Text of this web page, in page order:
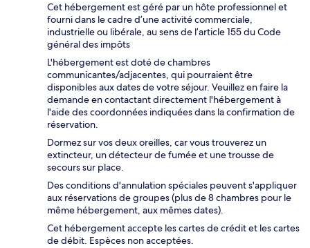
Cet hébergement est géré par un hôte professionnel et
fourni dans le cadre d’une activité commerciale,
industrielle ou libérale, au sens de l’article 155 du Code
général des impôts
L'hébergement est doté de chambres
communicantes/adjacentes, qui pourraient être
disponibles aux dates de votre séjour. Veuillez en faire la
demande en contactant directement l'hébergement à
l'aide des coordonnées indiquées dans la confirmation de
réservation.
Dormez sur vos deux oreilles, car vous trouverez un
extincteur, un détecteur de fumée et une trousse de
secours sur place.
Des conditions d'annulation spéciales peuvent s'appliquer
aux réservations de groupes (plus de 8 chambres pour le
même hébergement, aux mêmes dates).
Cet hébergement accepte les cartes de crédit et les cartes
de débit. Espèces non acceptées.